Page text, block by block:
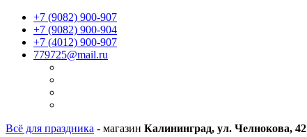
+7 (9082) 900-907
+7 (9082) 900-904
+7 (4012) 900-907
779725@mail.ru
Всё для праздника - магазин Калининград, ул. Челнокова, 42